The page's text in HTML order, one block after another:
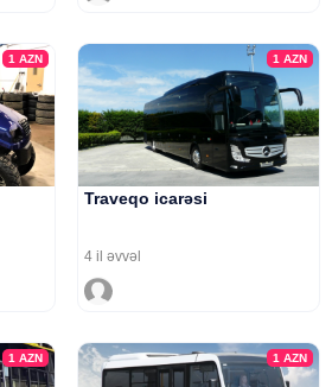
1AZN 1 AZN
Traveqo icarəsi
4 il əvvəl
1AZN 1 AZN